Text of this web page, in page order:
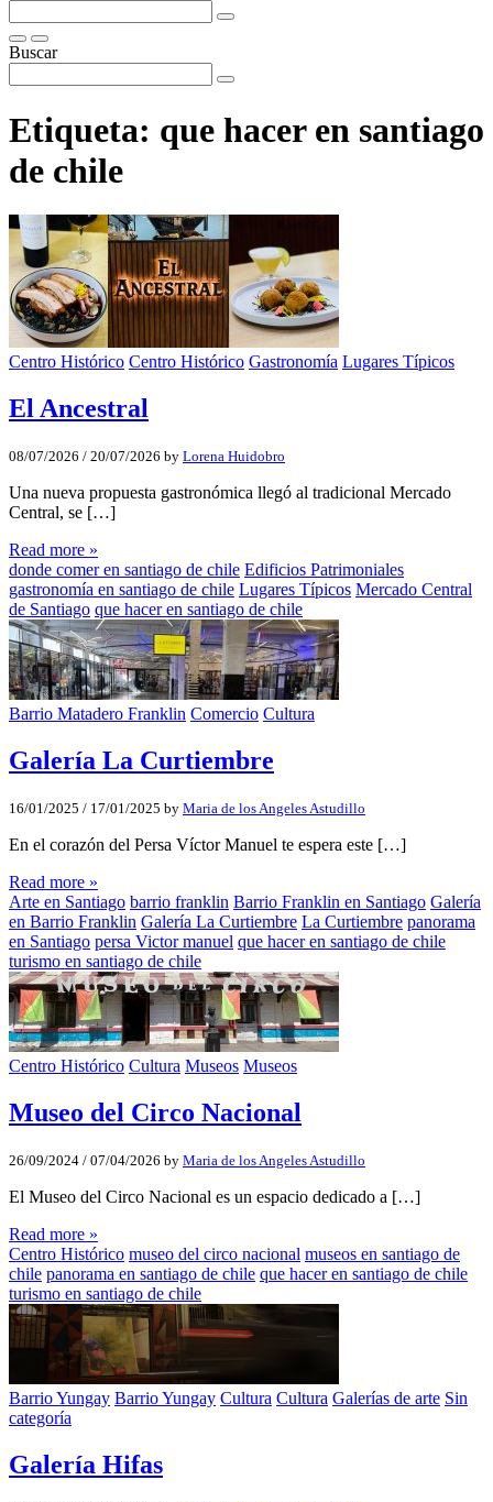
Buscar
Etiqueta: que hacer en santiago
de chile
Centro Histórico Centro Histórico Gastronomía Lugares Típicos
El Ancestral
08/07/2026 / 20/07/2026 by Lorena Huidobro
Una nueva propuesta gastronómica llegó al tradicional Mercado
Central, se […]
Read more »
donde comer en santiago de chile Edificios Patrimoniales
gastronomía en santiago de chile Lugares Típicos Mercado Central
de Santiago que hacer en santiago de chile
Barrio Matadero Franklin Comercio Cultura
Galería La Curtiembre
16/01/2025 / 17/01/2025 by Maria de los Angeles Astudillo
En el corazón del Persa Víctor Manuel te espera este […]
Read more »
Arte en Santiago barrio franklin Barrio Franklin en Santiago Galería
en Barrio Franklin Galería La Curtiembre La Curtiembre panorama
en Santiago persa Victor manuel que hacer en santiago de chile
turismo en santiago de chile
Centro Histórico Cultura Museos Museos
Museo del Circo Nacional
26/09/2024 / 07/04/2026 by Maria de los Angeles Astudillo
El Museo del Circo Nacional es un espacio dedicado a […]
Read more »
Centro Histórico museo del circo nacional museos en santiago de
chile panorama en santiago de chile que hacer en santiago de chile
turismo en santiago de chile
Barrio Yungay Barrio Yungay Cultura Cultura Galerías de arte Sin
categoría
Galería Hifas